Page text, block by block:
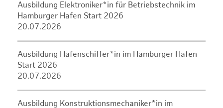
Ausbildung Elektroniker*in für Betriebstechnik im
Hamburger Hafen Start 2026
20.07.2026
Ausbildung Hafenschiffer*in im Hamburger Hafen
Start 2026
20.07.2026
Ausbildung Konstruktionsmechaniker*in im